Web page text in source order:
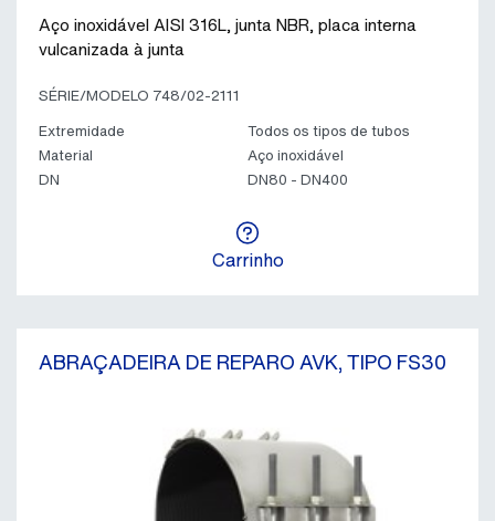
Aço inoxidável AISI 316L, junta NBR, placa interna
vulcanizada à junta
SÉRIE/MODELO 748/02-2111
Extremidade
Todos os tipos de tubos
Material
Aço inoxidável
DN
DN80 - DN400
Carrinho
ABRAÇADEIRA DE REPARO AVK, TIPO FS30